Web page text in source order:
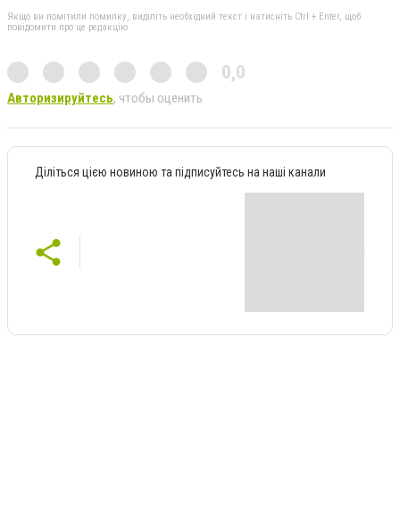
Якщо ви помітили помилку, виділіть необхідний текст і натисніть Ctrl + Enter, щоб
повідомити про це редакцію
0,0
Авторизируйтесь, чтобы оценить
Діліться цією новиною та підписуйтесь на наші канали